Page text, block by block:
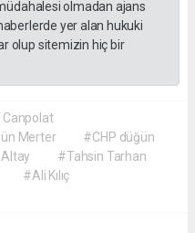
olmadan ajans
yer alan hukuki
olup sitemizin hiç bir
Merter
#CHP düğün
#Tahsin Tarhan
#Ali Kılıç